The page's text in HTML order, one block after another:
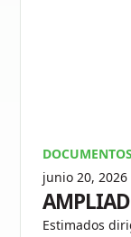
DOCUMENTOS
junio 20, 2026
Estimados